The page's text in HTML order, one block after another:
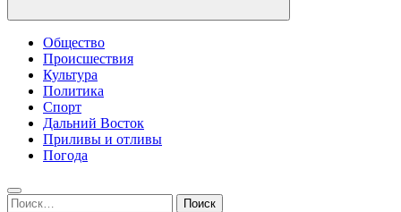
Общество
Происшествия
Культура
Политика
Спорт
Дальний Восток
Приливы и отливы
Погода
Найти: